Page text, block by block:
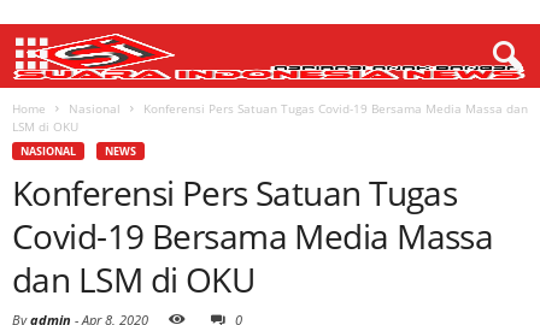
Home Nasional
Konferensi Pers Satuan Tugas Covid-19 Bersama Media Massa dan
LSM di OKU
NASIONAL NEWS
Konferensi Pers Satuan Tugas
Covid-19 Bersama Media Massa
dan LSM di OKU
Byadmin - Apr 8, 2020 0